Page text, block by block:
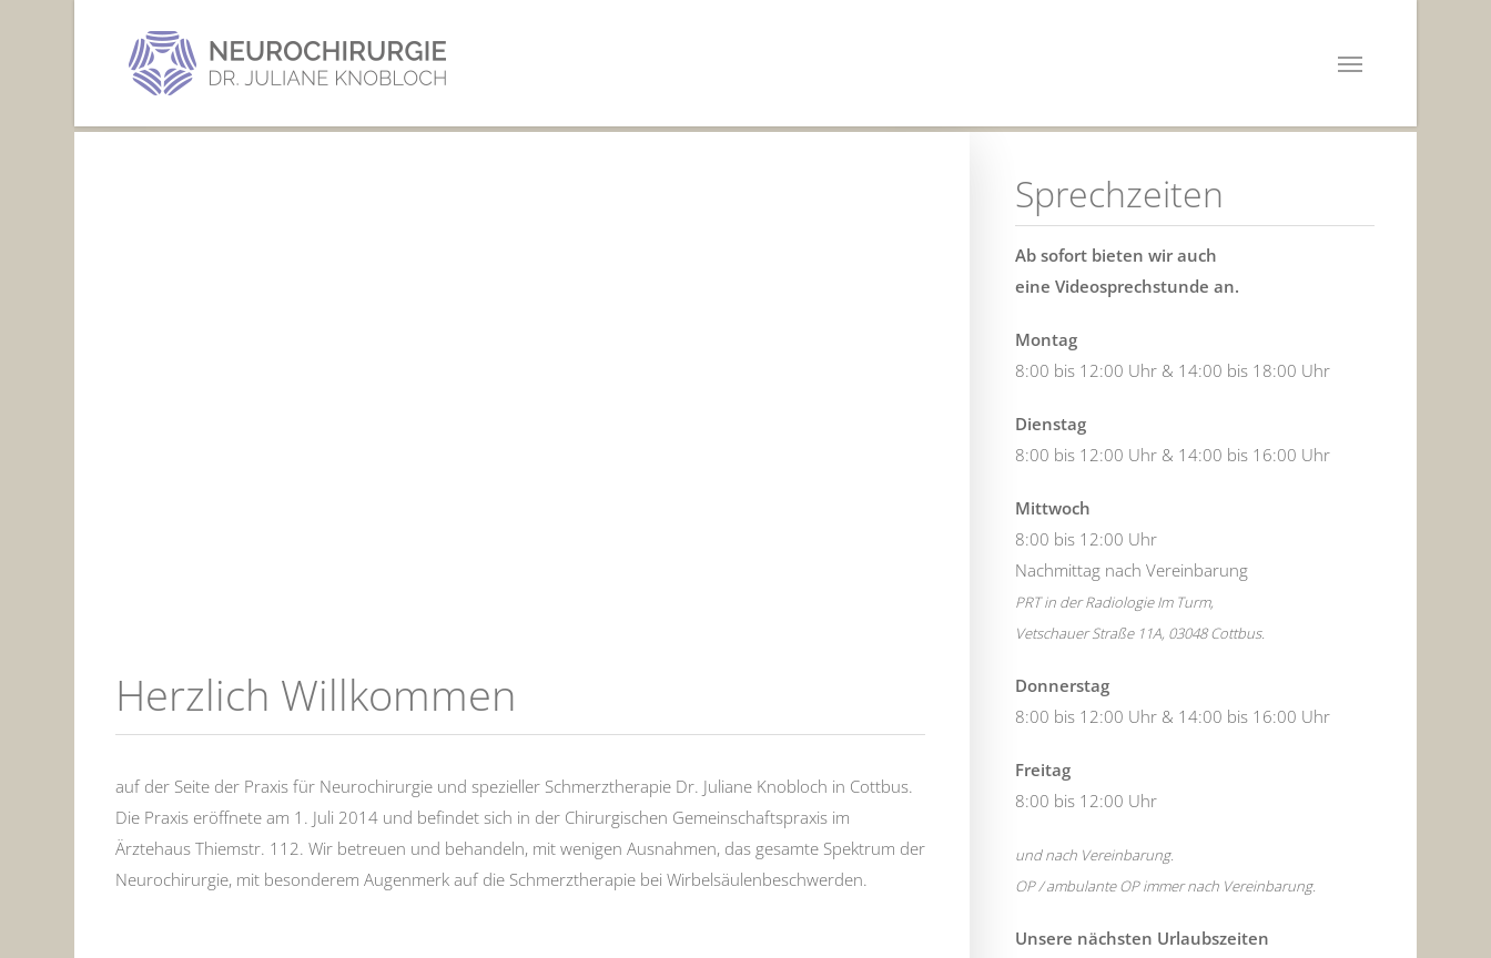
Herzlich Willkommen
auf der Seite der Praxis für Neurochirurgie und spezieller Schmerztherapie Dr. Juliane Knobloch in Cottbus.
Die Praxis eröffnete am 1. Juli 2014 und befindet sich in der Chirurgischen Gemeinschaftspraxis im
Ärztehaus Thiemstr. 112. Wir betreuen und behandeln, mit wenigen Ausnahmen, das gesamte Spektrum der
Neurochirurgie, mit besonderem Augenmerk auf die Schmerztherapie bei Wirbelsäulenbeschwerden.
Sprechzeiten
Ab sofort bieten wir auch
eine Videosprechstunde an.
Montag
8:00 bis 12:00 Uhr & 14:00 bis 18:00 Uhr
Dienstag
8:00 bis 12:00 Uhr & 14:00 bis 16:00 Uhr
Mittwoch
8:00 bis 12:00 Uhr
Nachmittag nach Vereinbarung
PRT in der Radiologie Im Turm,
Vetschauer Straße 11A, 03048 Cottbus.
Donnerstag
8:00 bis 12:00 Uhr & 14:00 bis 16:00 Uhr
Freitag
8:00 bis 12:00 Uhr
und nach Vereinbarung.
OP / ambulante OP immer nach Vereinbarung.
Unsere nächsten Urlaubszeiten